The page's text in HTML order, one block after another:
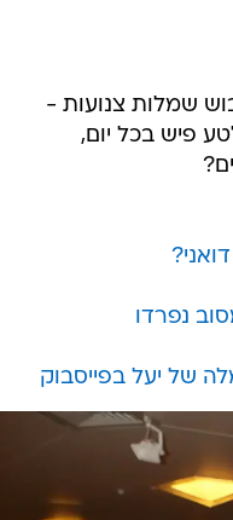
שמלות צנועות -
פיש בכל יום,
נפרדו
של יעל בפייסבוק